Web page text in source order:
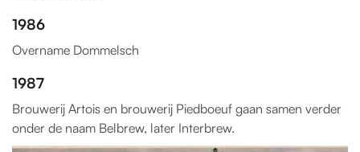
1986
Overname Dommelsch
1987
Brouwerij Artois en brouwerij Piedboeuf gaan samen verder
onder de naam Belbrew, later Interbrew.